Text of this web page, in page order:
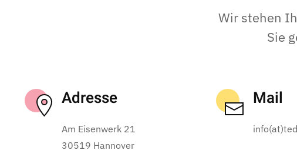
Wir stehen
Sie
Adresse
Am Eisenwerk 21
30519 Hannover
Mail